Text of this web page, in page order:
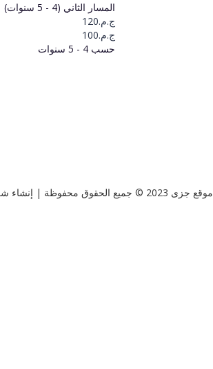
المسار الثاني (4 - 5 سنوات)
ج.م.120
ج.م.100
حسب 4 - 5 سنوات
موقع جزى 2023 © جميع الحقوق محفوظة | إنشاء شركتي بنيان و